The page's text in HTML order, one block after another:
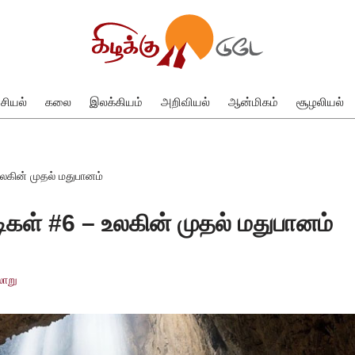
கலை இலக்கியம் அறிவியல் ஆன்மிகம் சூழலியல்
முதல் மதுபானம்
#6 – உலகின் முதல் மதுபானம்